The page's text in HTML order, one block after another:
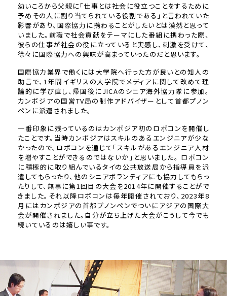
幼いころから父親に「仕事とは社会に役立つことをするために
予めその人に割り当てられている役割である」と言われていた
影響があり、国際協力に携わることがしたいとは漠然と思って
いました。前職で社会貢献をテーマにした番組に携わった際、
彼らの仕事が社会の役に立っていると実感し、刺激を受けて、
徐々に国際協力への興味が高まっていったのだと思います。
国際協力業界で働くには大学院へ行った方が良いとの知人の
助言で、1年間イギリスの大学院でメディアに関して改めて理
論的に学び直し、帰国後にJICAのシニア海外協力隊に参加。
カンボジアの国営TV局の制作アドバイザーとして首都プノン
ペンに派遣されました。
一番印象に残っているのはカンボジア初のロボコンを開催し
たことです。当時カンボジアはスキルのあるエンジニアが少な
かったので、ロボコンを通じて「スキルがあるエンジニア人材
を増やすことができるのではないか」と思いました。 ロボコン
に積極的に取り組んでいるタイの公共放送局から指導員を派
遣してもらったり、他のシニアボランティアにも協力してもらっ
たりして、無事に第1回目の大会を2014年に開催することがで
きました。それ以降ロボコンは毎年開催されており、2023年8
月にはカンボジアの首都プノンペンでついにアジアの国際大
会が開催されました。自分が立ち上げた大会がこうして今でも
続いているのは嬉しい事です。